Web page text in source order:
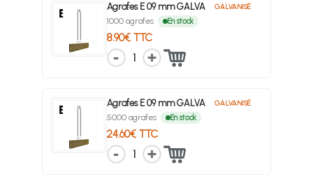
Agrafes E 09 mm GALVA GALVANISÉ
1000 agrafes En stock
8.90€ TTC
1
Agrafes E 09 mm GALVA GALVANISÉ
5000 agrafes En stock
24.60€ TTC
1